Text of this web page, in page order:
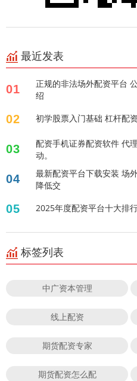
最近发表
01
正规的非法场外配资平台
绍
02 初学股票入门基础 杠杆配
03
配资手机证券配资软件 代
动。
04
最新配资平台下载安装 场
降低交
05 2025年度配资平台十大排
标签列表
中广资本管理
线上配资
期货配资专家
期货配资怎么配